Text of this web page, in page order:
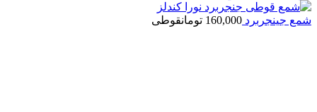
شمع جینجربرد 160,000 تومانقوطی